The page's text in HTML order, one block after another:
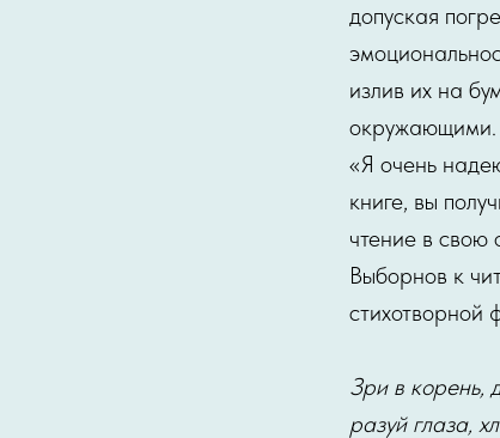
допуская
излив их на
окружающими.
«Я очень
книге, вы
чтение в свою
Выборнов к
стихотворной
Зри в корень,
разуй глаза,